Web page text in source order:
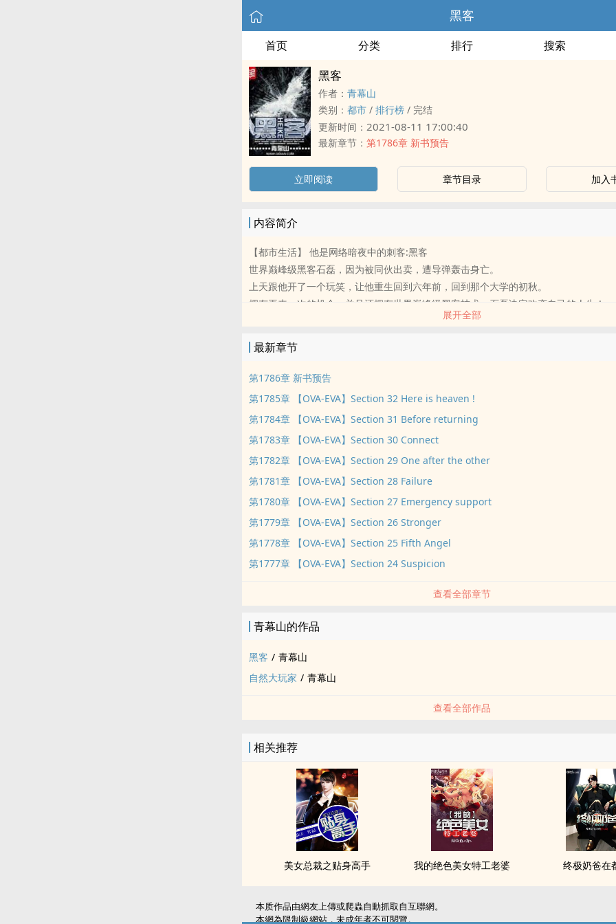
黑客
首页 分类 排行 搜索
黑客
作者： 青幕山
类别： 都市 / 排行榜 / 完结
更新时间： 2021-08-11 17:00:40
最新章节： 第1786章 新书预告
立即阅读 章节目录 加入
内容简介
【都市生活】 他是网络暗夜中的刺客:黑客
世界巅峰级黑客石磊，因为被同伙出卖，遭导弹轰击身亡。
上天跟他开了一个玩笑，让他重生回到六年前，回到那个大学的初秋。
拥有再来一次的机会，并且还拥有世界巅峰级黑客技术，石磊决定改变自己的人生！
前世，他只是暗夜中的刺客，虽然让人闻风丧胆，却总躲躲藏藏。
他，将改变整个世界！
展开全部
最新章节
第1786章 新书预告
第1785章 【OVA-EVA】Section 32 Here is heaven !
第1784章 【OVA-EVA】Section 31 Before returning
第1783章 【OVA-EVA】Section 30 Connect
第1782章 【OVA-EVA】Section 29 One after the other
第1781章 【OVA-EVA】Section 28 Failure
第1780章 【OVA-EVA】Section 27 Emergency support
第1779章 【OVA-EVA】Section 26 Stronger
第1778章 【OVA-EVA】Section 25 Fifth Angel
第1777章 【OVA-EVA】Section 24 Suspicion
查看全部章节
青幕山的作品
黑客 / 青幕山
自然大玩家 / 青幕山
查看全部作品
相关推荐
美女总裁之贴身高手 我的绝色美女特工老婆 终极奶爸在
本质作品由網友上傳或爬蟲自動抓取自互聯網。
本網為限制級網站，未成年者不可閱覽。